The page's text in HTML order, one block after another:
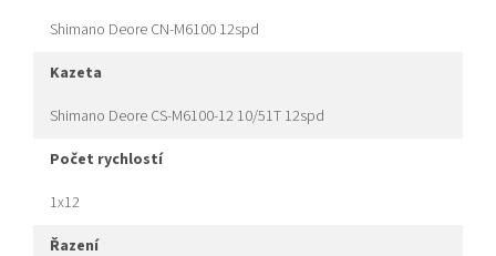
Shimano Deore CN-M6100 12spd
kazeta
Shimano Deore CS-M6100-12 10/51T 12spd
počet rychlostí
1x12
řazení